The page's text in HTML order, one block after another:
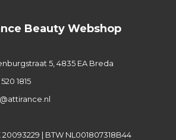
Beauty Webshop
5, 4835 EA Breda
1815
20093229 | BTW NL001807318B44